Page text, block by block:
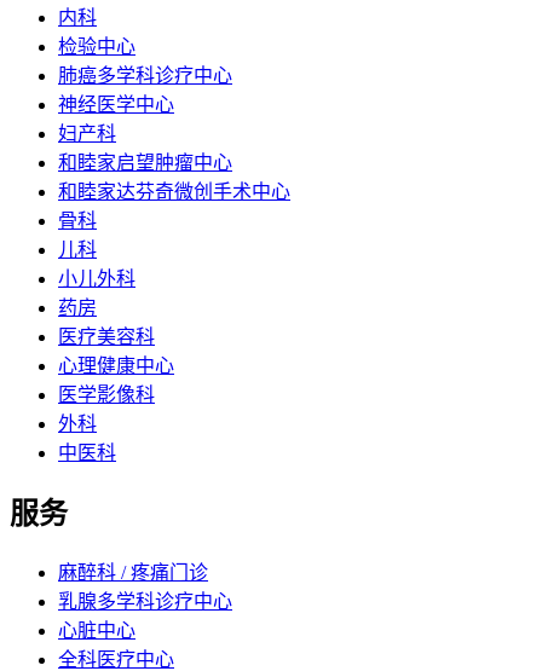
内科
检验中心
肺癌多学科诊疗中心
神经医学中心
妇产科
和睦家启望肿瘤中心
和睦家达芬奇微创手术中心
骨科
儿科
小儿外科
药房
医疗美容科
心理健康中心
医学影像科
外科
中医科
服务
麻醉科 / 疼痛门诊
乳腺多学科诊疗中心
心脏中心
全科医疗中心